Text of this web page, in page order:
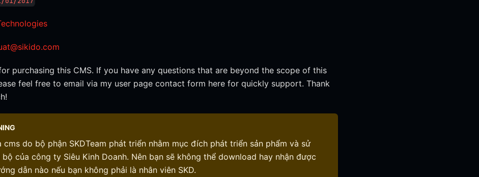
purchasing this CMS. If you have any questions that are beyond the scope of this
feel free to email via my user page contact form here for quickly support. Thank
cms do bộ phận SKDTeam phát triển nhằm mục đích phát triển sản phẩm và sử
của công ty Siêu Kinh Doanh. Nên bạn sẽ không thể download hay nhận được
dẫn nào nếu bạn không phải là nhân viên SKD.